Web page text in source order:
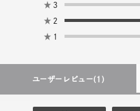
★ 3
★ 2
★ 1
ユーザーレビュー(1)